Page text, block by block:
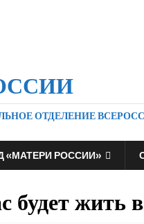
ОТДЕЛЕНИЕ
«МАТЕРИ РОССИИ»
будет жить